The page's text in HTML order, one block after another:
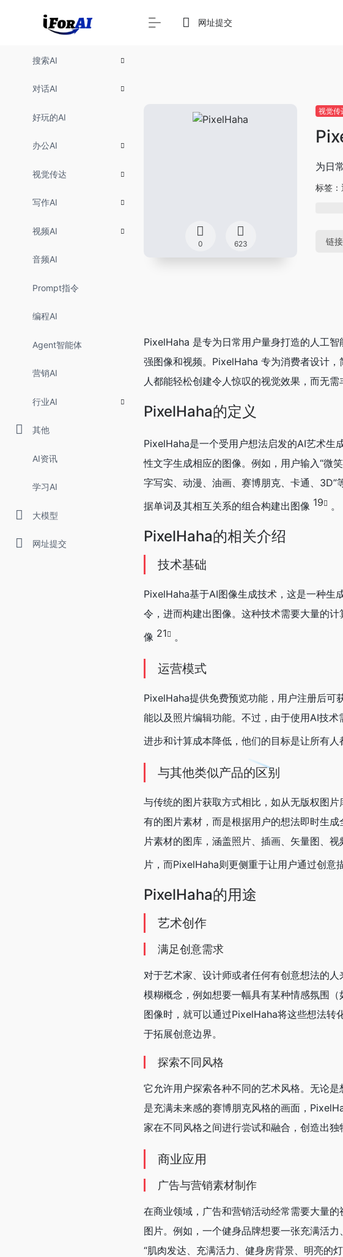
搜索AI
对话AI
好玩的AI
办公AI
视觉传达
写作AI
视频AI
音频AI
Prompt指令
编程AI
Agent智能体
营销AI
行业AI
其他
AI资讯
学习AI
大模型
网址提交
网址提交
0 623
视觉传
为日
标签：
链
PixelHaha 是专为日常用户量身打造的人工
强图像和视频。PixelHaha 专为消费者设计
人都能轻松创建令人惊叹的视觉效果，而无需
PixelHaha的定义
PixelHaha是一个受用户想法启发的AI艺术生
性文字生成相应的图像。例如，用户输入“微
字写实、动漫、油画、赛博朋克、卡通、
据单词及其相互关系的组合构建出图像 19 。
PixelHaha的相关介绍
技术基础
PixelHaha基于AI图像生成技术，这是一种生
令，进而构建出图像。这种技术需要大量的
像 21 。
运营模式
PixelHaha提供免费预览功能，用户注册后可
能以及照片编辑功能。不过，由于使用AI技
进步和计算成本降低，他们的目标是让所有
与其他类似产品的区别
与传统的图片获取方式相比，如从无版权图
有的图片素材，而是根据用户的想法即时生
片素材的图库，涵盖照片、插画、矢量图、
片，而PixelHaha则更侧重于让用户通过创意
PixelHaha的用途
艺术创作
满足创意需求
对于艺术家、设计师或者任何有创意想法的
模糊概念，例如想要一幅具有某种情感氛围
图像时，就可以通过PixelHaha将这些想法转
于拓展创意边界。
探索不同风格
它允许用户探索各种不同的艺术风格。无论
是充满未来感的赛博朋克风格的画面，
家在不同风格之间进行尝试和融合，创造出独
商业应用
广告与营销素材制作
在商业领域，广告和营销活动经常需要大量
图片。例如，一个健身品牌想要一张充满活
“肌肉发达、充满活力、健身房背景、明亮的